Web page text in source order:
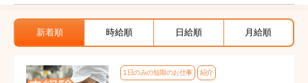
新着順 時給順 日給順 月給順
1日のみの短期のお仕事 紹介